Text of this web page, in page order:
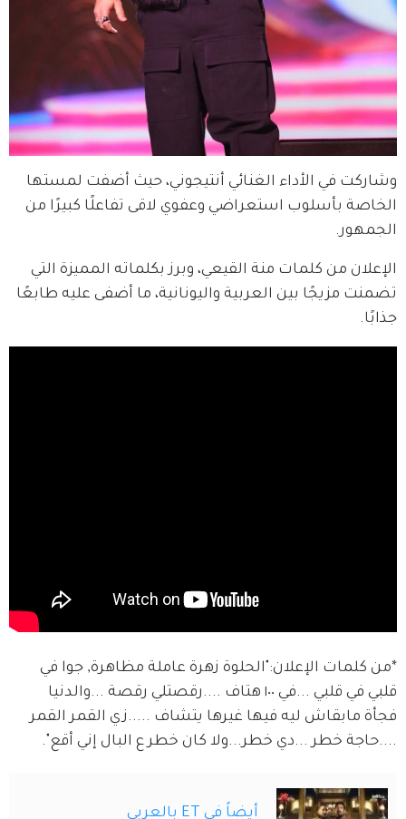
وشاركت في الأداء الغنائي أنتيجوني، حيث أضفت لمستها
الخاصة بأسلوب استعراضي وعفوي لاقى تفاعلًا كبيرًا من
الجمهور.
الإعلان من كلمات منة القيعي، وبرز بكلماته المميزة التي
تضمنت مزيجًا بين العربية واليونانية، ما أضفى عليه طابعًا
جذابًا.
*من كلمات الإعلان:"الحلوة زهرة عاملة مظاهرة, جوا في
قلبي في قلبي ...في ١٠٠ هتاف ....رقصتلي رقصة ...والدنيا
فجأة مابقاش ليه فيها غيرها يتشاف .....زي القمر القمر
....حاجة خطر ...دي خطر...ولا كان خطر ع البال إني أقع".
أيضاً في ET بالعربي